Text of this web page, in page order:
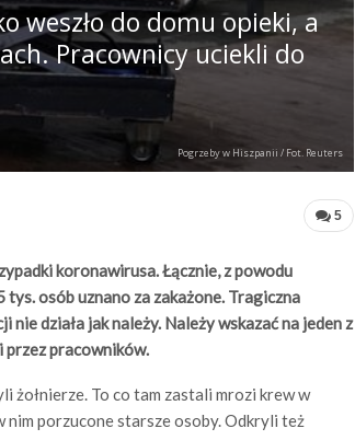
weszło do domu opieki, a
Pracownicy uciekli do
Pogrzeby w Hiszpanii / Fot. Reuters
5
koronawirusa. Łącznie, z powodu
osób uznano za zakażone. Tragiczna
działa jak należy. Należy wskazać na jeden z
przez pracowników.
żołnierze. To co tam zastali mrozi krew w
nim porzucone starsze osoby. Odkryli też